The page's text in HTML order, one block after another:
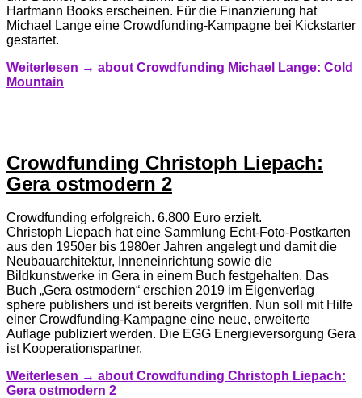
Hartmann Books erscheinen. Für die Finanzierung hat
Michael Lange eine Crowdfunding-Kampagne bei Kickstarter
gestartet.
Weiterlesen → about Crowdfunding Michael Lange: Cold
Mountain
Crowdfunding Christoph Liepach:
Gera ostmodern 2
Crowdfunding erfolgreich. 6.800 Euro erzielt.
Christoph Liepach hat eine Sammlung Echt-Foto-Postkarten
aus den 1950er bis 1980er Jahren angelegt und damit die
Neubauarchitektur, Inneneinrichtung sowie die
Bildkunstwerke in Gera in einem Buch festgehalten. Das
Buch „Gera ostmodern“ erschien 2019 im Eigenverlag
sphere publishers und ist bereits vergriffen. Nun soll mit Hilfe
einer Crowdfunding-Kampagne eine neue, erweiterte
Auflage publiziert werden. Die EGG Energieversorgung Gera
ist Kooperationspartner.
Weiterlesen → about Crowdfunding Christoph Liepach:
Gera ostmodern 2